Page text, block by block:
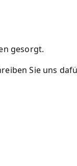
gesorgt.
Sie uns